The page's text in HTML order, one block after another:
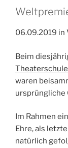
06.09.2019 in
Beim
Theaterschule
waren
ursprüngliche
Im Rahmen
Ehre, als
natürlich